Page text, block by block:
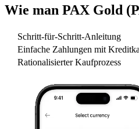
Wie man PAX Gold
Schritt-für-Schritt-Anleitung
Einfache Zahlungen mit
Rationalisierter Kaufprozess